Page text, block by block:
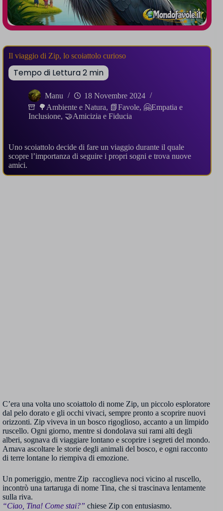
Il viaggio di Zip, lo scoiattolo curioso
Manu
18 Novembre 2024
🌳Ambiente e Natura, 📗Favole, 🤗Empatia e
Inclusione, 🤝Amicizia e Fiducia
Uno scoiattolo decide di fare un viaggio durante il quale
scopre l’importanza di seguire i propri sogni e trova nuove
amici.
C’era una volta uno scoiattolo di nome Zip, un piccolo esploratore
dal pelo dorato e gli occhi vivaci, sempre pronto a scoprire nuovi
orizzonti. Zip viveva in un bosco rigoglioso, accanto a un limpido
ruscello. Ogni giorno, mentre si dondolava sui rami alti degli
alberi, sognava di viaggiare lontano e scoprire i segreti del mondo.
Amava ascoltare le storie degli animali del bosco, e ogni racconto
di terre lontane lo riempiva di emozione.
Un pomeriggio, mentre Zip raccoglieva noci vicino al ruscello,
incontrò una tartaruga di nome Tina, che si trascinava lentamente
sulla riva.
“Ciao, Tina! Come stai?” chiese Zip con entusiasmo.